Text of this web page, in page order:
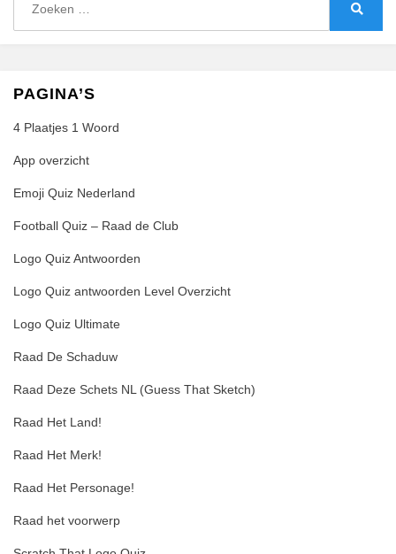
naar:
PAGINA’S
4 Plaatjes 1 Woord
App overzicht
Emoji Quiz Nederland
Football Quiz – Raad de Club
Logo Quiz Antwoorden
Logo Quiz antwoorden Level Overzicht
Logo Quiz Ultimate
Raad De Schaduw
Raad Deze Schets NL (Guess That Sketch)
Raad Het Land!
Raad Het Merk!
Raad Het Personage!
Raad het voorwerp